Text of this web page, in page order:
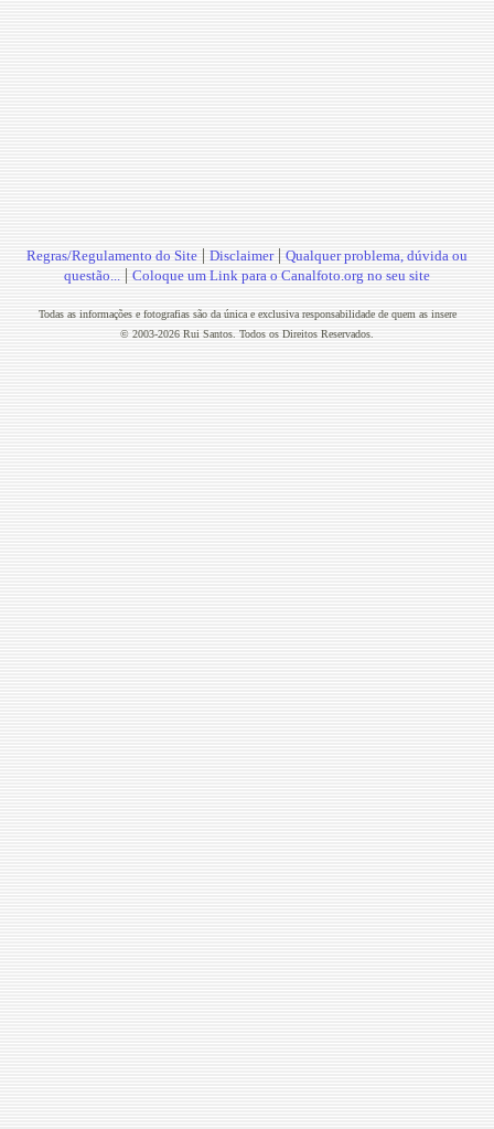
Regras/Regulamento do Site | Disclaimer| Qualquer problema, dúvida ou
questão... | Coloque um Link para o Canalfoto.org no seu site
Todas as informações e fotografias são da única e exclusiva responsabilidade de quem as insere
© 2003-2026 Rui Santos. Todos os Direitos Reservados.